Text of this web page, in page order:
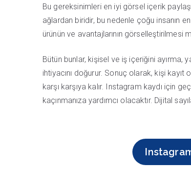
Bu gereksinimleri en iyi görsel içerik
ağlardan biridir, bu nedenle çoğu insanın
ürünün ve avantajlarının görselleştirilmesi
Bütün bunlar, kişisel ve iş içeriğini ayırma,
ihtiyacını doğurur. Sonuç olarak, kişi
karşı karşıya kalır. Instagram kaydı için
kaçınmanıza yardımcı olacaktır. Dijital